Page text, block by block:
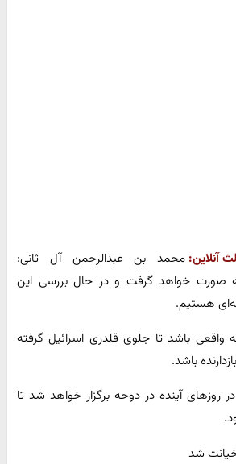
آنلاین: محمد بن عبدالرحمن آل ثانی:
صورت خواهد گرفت و در حال بررسی این
هستیم.
واقعی باشد تا جلوی قلدری اسرائیل گرفته
باشد.
روزهای آینده در دوحه برگزار خواهد شد تا
شد